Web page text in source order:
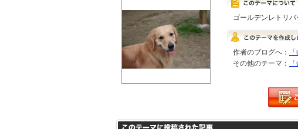
ゴールデンレトリ
作者のブログへ：
その他のテーマ：